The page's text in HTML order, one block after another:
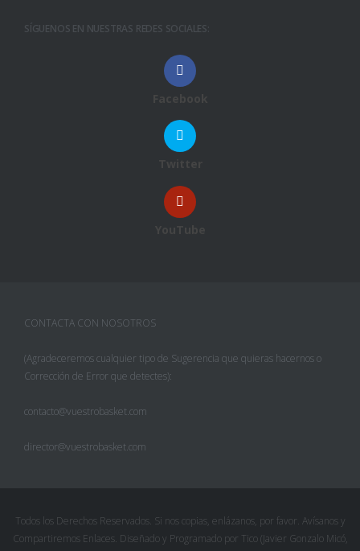
SÍGUENOS EN NUESTRAS REDES SOCIALES:
Facebook
Twitter
YouTube
CONTACTA CON NOSOTROS
(Agradeceremos cualquier tipo de Sugerencia que quieras hacernos o
Corrección de Error que detectes):
contacto@vuestrobasket.com
director@vuestrobasket.com
Todos los Derechos Reservados. Si nos copias, enlázanos, por favor. Avísanos y
Compartiremos Enlaces. Diseñado y Programado por Tico (Javier Gonzalo Micó,